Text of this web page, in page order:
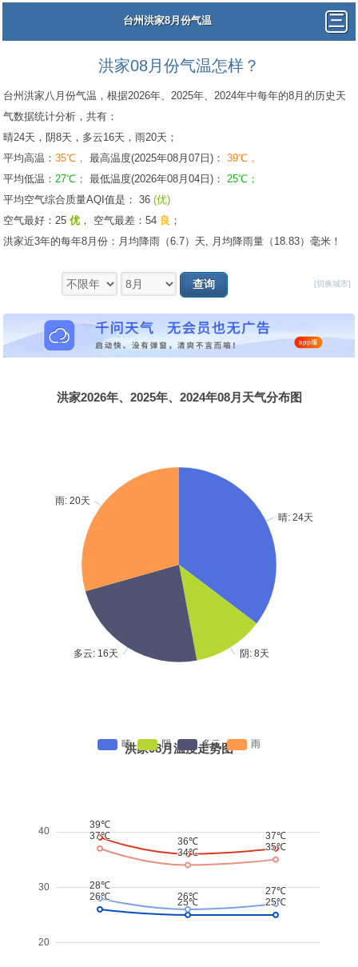
台州洪家8月份气温
洪家08月份气温怎样？
台州洪家八月份气温，根据2026年、2025年、2024年中每年的8月的历史天
气数据统计分析，共有：
晴24天，阴8天，多云16天，雨20天；
平均高温： 35℃， 最高温度(2025年08月07日)： 39℃，
平均低温： 27℃； 最低温度(2026年08月04日)： 25℃；
平均空气综合质量AQI值是： 36 (优)
空气最好：25 优 ， 空气最差：54 良 ；
洪家近3年的每年8月份：月均降雨（6.7）天, 月均降雨量（18.83）毫米！
[切换城市]
洪家2026年、2025年、2024年08月天气分布图
洪家08月温度走势图